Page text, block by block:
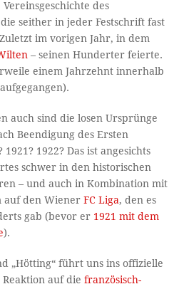
des
seither in jeder Festschrift fast
im vorigen Jahr, in dem
– seinen Hunderter feierte.
einem Jahrzehnt innerhalb
auch sind die losen Ursprünge
Beendigung des Ersten
1922? Das ist angesichts
schwer in den historischen
– und auch in Kombination mit
auf den WienerFC Liga, den es
gab (bevor er 1921 mit dem
).
„Hötting“ führt uns ins offizielle
Reaktion auf diefranzösisch-